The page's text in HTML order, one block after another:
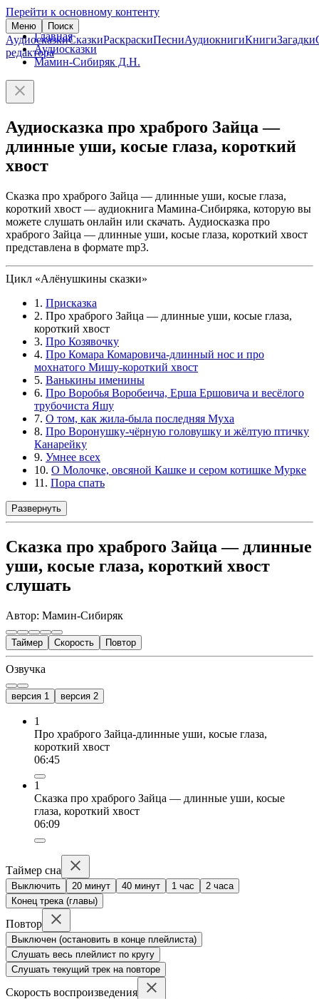
Перейти к основному контенту
Меню Поиск
АудиосказкиСказкиРаскраскиПесниАудиокнигиКнигиЗагадки
редактора
Главная
Аудиосказки
Мамин-Сибиряк Д.Н.
Аудиосказка про храброго Зайца —
длинные уши, косые глаза, короткий
хвост
Сказка про храброго Зайца — длинные уши, косые глаза,
короткий хвост — аудиокнига Мамина-Сибиряка, которую вы
можете слушать онлайн или скачать. Аудиосказка про
храброго Зайца — длинные уши, косые глаза, короткий хвост
представлена в формате mp3.
Цикл «Алёнушкины сказки»
1. Присказка
2. Про храброго Зайца — длинные уши, косые глаза,
короткий хвост
3. Про Козявочку
4. Про Комара Комаровича-длинный нос и про
мохнатого Мишу-короткий хвост
5. Ванькины именины
6. Про Воробья Воробеича, Ерша Ершовича и весёлого
трубочиста Яшу
7. О том, как жила-была последняя Муха
8. Про Воронушку-чёрную головушку и жёлтую птичку
Канарейку
9. Умнее всех
10. О Молочке, овсяной Кашке и сером котишке Мурке
11. Пора спать
Развернуть
Сказка про храброго Зайца — длинные
уши, косые глаза, короткий хвост
слушать
Автор: Мамин-Сибиряк
Таймер Скорость Повтор
Озвучка
версия 1 версия 2
1
Про храброго Зайца-длинные уши, косые глаза,
короткий хвост
06:45
1
Сказка про храброго Зайца — длинные уши, косые
глаза, короткий хвост
06:09
Таймер сна
Выключить 20 минут 40 минут 1 час
2 часа
Конец трека (главы)
Повтор
Выключен (остановить в конце плейлиста)
Слушать весь плейлист по кругу
Слушать текущий трек на повторе
Скорость воспроизведения